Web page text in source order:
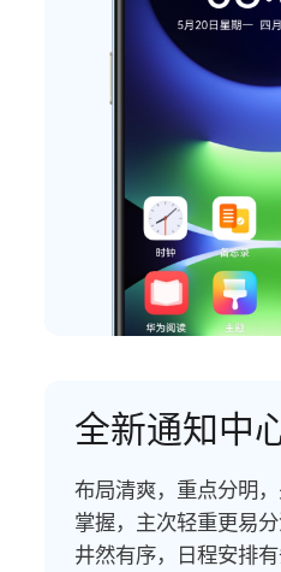
全新通知中
布局清爽，重点分明
掌握，主次轻重更易
井然有序，日程安排有